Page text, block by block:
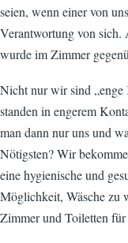
seien, wenn einer von
Verantwortung von sich.
wurde im Zimmer
Nicht nur wir sind „enge
standen in engerem
man dann nur uns und
Nötigsten? Wir
eine hygienische und
Möglichkeit, Wäsche zu
Zimmer und Toiletten für